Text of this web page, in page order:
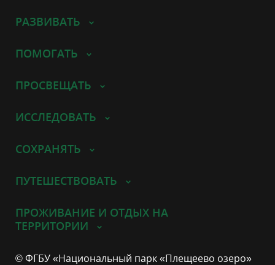
РАЗВИВАТЬ
ПОМОГАТЬ
ПРОСВЕЩАТЬ
ИССЛЕДОВАТЬ
СОХРАНЯТЬ
ПУТЕШЕСТВОВАТЬ
ПРОЖИВАНИЕ И ОТДЫХ НА
ТЕРРИТОРИИ
© ФГБУ «Национальный парк «Плещеево озеро»